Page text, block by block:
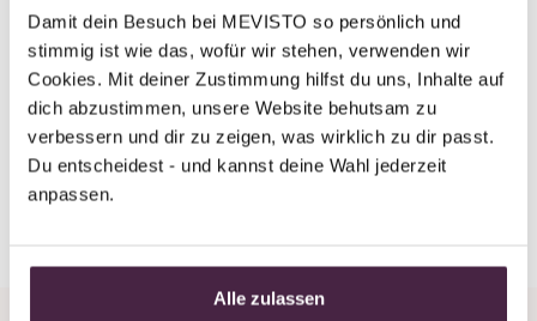
Damit dein Besuch bei MEVISTO so persönlich und
stimmig ist wie das, wofür wir stehen, verwenden wir
Cookies. Mit deiner Zustimmung hilfst du uns, Inhalte auf
dich abzustimmen, unsere Website behutsam zu
verbessern und dir zu zeigen, was wirklich zu dir passt.
Du entscheidest - und kannst deine Wahl jederzeit
anpassen.
Alle zulassen
Germany
Send mail